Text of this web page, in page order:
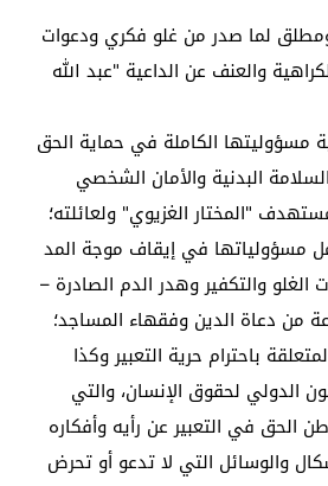
لما صدر من غلو فكري ودعوات
والعنف عن الداعية "عبد الله
مسؤوليتها الكاملة في حماية الحق
البدنية والأمان الشخصي
"المختار الغزيوي" ولعائلته؛
مسؤولياتها في إيقاف موجة المد
الغلو والتكفير وهدر الدم الصادرة –
من دعاة الدين وفقهاء المساجد؛
باحترام حرية التعبير وكذا
الدولي لحقوق الإنسان، والتي
الحق في التعبير عن رأيه وأفكاره
والوسائل التي لا تدعو أو تحرض